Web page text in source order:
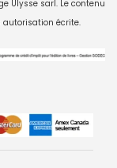
Ulysse sarl. Le contenu
écrite.